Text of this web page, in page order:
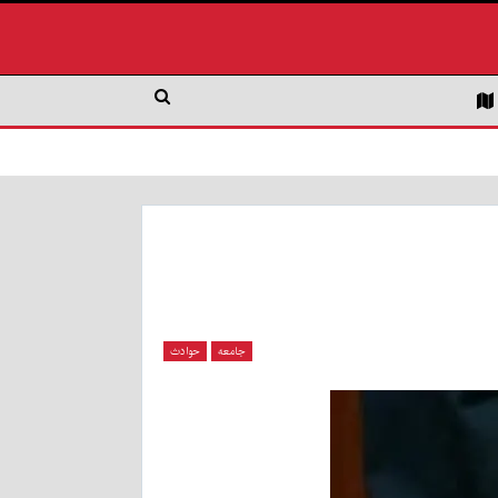
جامعه حوادث